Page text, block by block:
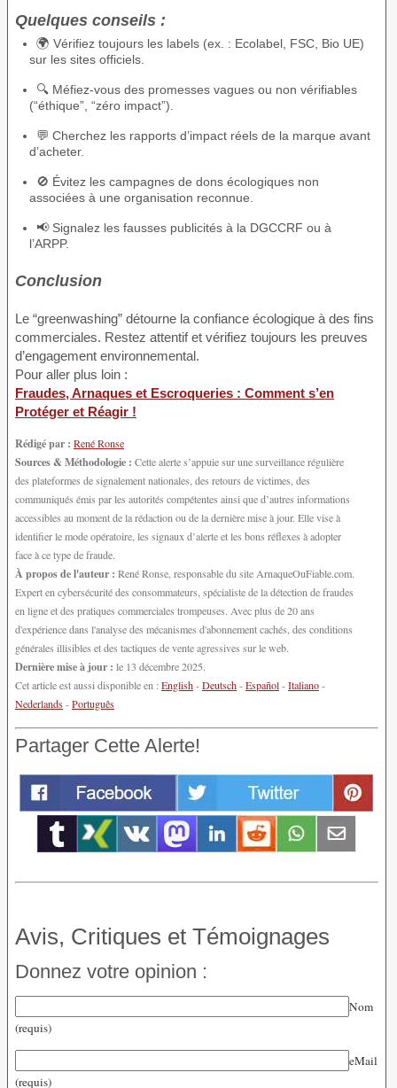
Quelques conseils :
🌍 Vérifiez toujours les labels (ex. : Ecolabel, FSC, Bio UE)
sur les sites officiels.
🔍 Méfiez-vous des promesses vagues ou non vérifiables
(“éthique”, “zéro impact”).
💬 Cherchez les rapports d’impact réels de la marque avant
d’acheter.
🚫 Évitez les campagnes de dons écologiques non
associées à une organisation reconnue.
📢 Signalez les fausses publicités à la DGCCRF ou à
l’ARPP.
Conclusion
Le “greenwashing” détourne la confiance écologique à des fins
commerciales. Restez attentif et vérifiez toujours les preuves
d’engagement environnemental.
Pour aller plus loin :
Fraudes, Arnaques et Escroqueries : Comment s’en
Protéger et Réagir !
Rédigé par : René Ronse
Sources & Méthodologie : Cette alerte s’appuie sur une surveillance régulière
des plateformes de signalement nationales, des retours de victimes, des
communiqués émis par les autorités compétentes ainsi que d’autres informations
accessibles au moment de la rédaction ou de la dernière mise à jour. Elle vise à
identifier le mode opératoire, les signaux d’alerte et les bons réflexes à adopter
face à ce type de fraude.
À propos de l'auteur : René Ronse, responsable du site ArnaqueOuFiable.com.
Expert en cybersécurité des consommateurs, spécialiste de la détection de fraudes
en ligne et des pratiques commerciales trompeuses. Avec plus de 20 ans
d'expérience dans l'analyse des mécanismes d'abonnement cachés, des conditions
générales illisibles et des tactiques de vente agressives sur le web.
Dernière mise à jour : le 13 décembre 2025.
Cet article est aussi disponible en :English-Deutsch-Español-Italiano-
Nederlands-Português
Partager Cette Alerte!
Avis, Critiques et Témoignages
Donnez votre opinion :
Nom
(requis)
eMail
(requis)